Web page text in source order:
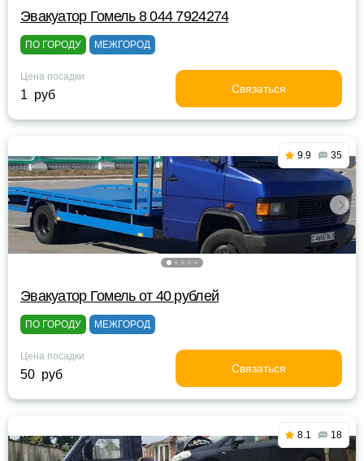
Эвакуатор Гомель 8 044 7924274
ПО ГОРОДУ МЕЖГОРОД
Цена посадки
1 руб Связаться
9.9 35
Эвакуатор Гомель от 40 рублей
ПО ГОРОДУ МЕЖГОРОД
Цена посадки
50 руб Связаться
8.1 18